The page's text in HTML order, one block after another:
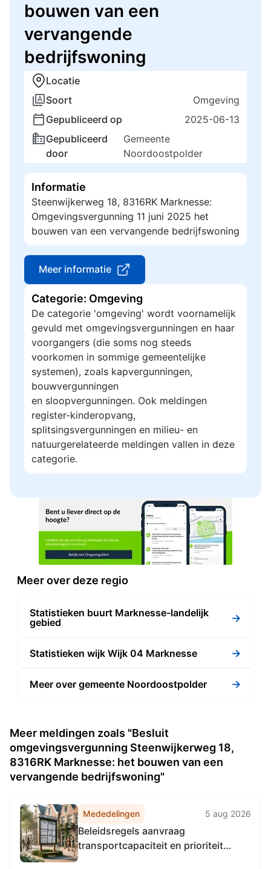
bouwen van een
vervangende
bedrijfswoning
Locatie
Soort
Omgeving
Gepubliceerd op
2025-06-13
Gepubliceerd
door
Gemeente
Noordoostpolder
Informatie
Steenwijkerweg 18, 8316RK Marknesse:
Omgevingsvergunning 11 juni 2025 het
bouwen van een vervangende bedrijfswoning
Meer informatie
Categorie: Omgeving
De categorie 'omgeving' wordt voornamelijk
gevuld met omgevingsvergunningen en haar
voorgangers (die soms nog steeds
voorkomen in sommige gemeentelijke
systemen), zoals kapvergunningen,
bouwvergunningen
en sloopvergunningen. Ook meldingen
register-kinderopvang,
splitsingsvergunningen en milieu- en
natuurgerelateerde meldingen vallen in deze
categorie.
Meer over deze regio
Statistieken buurt Marknesse-landelijk
gebied
→
Statistieken wijk Wijk 04 Marknesse →
Meer over gemeente Noordoostpolder →
Meer meldingen zoals "Besluit
omgevingsvergunning Steenwijkerweg 18,
8316RK Marknesse: het bouwen van een
vervangende bedrijfswoning"
Mededelingen 5 aug 2026
Beleidsregels aanvraag
transportcapaciteit en prioriteit